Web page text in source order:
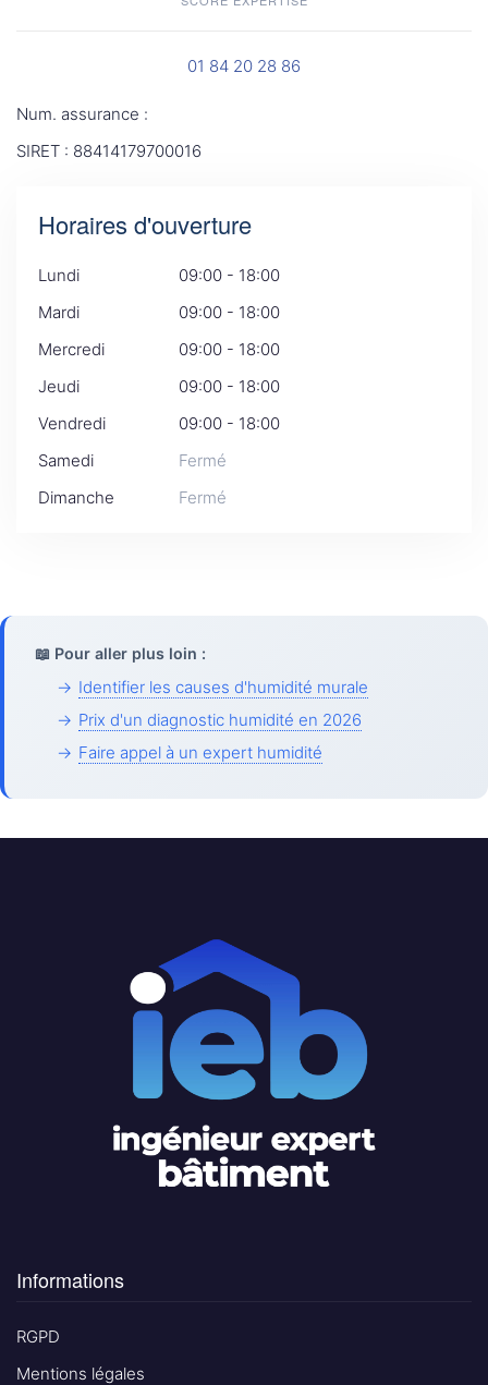
01 84 20 28 86
Num. assurance :
SIRET : 88414179700016
Horaires d'ouverture
Lundi
09:00 - 18:00
Mardi
09:00 - 18:00
Mercredi
09:00 - 18:00
Jeudi
09:00 - 18:00
Vendredi
09:00 - 18:00
Samedi
Fermé
Dimanche
Fermé
📖 Pour aller plus loin :
→ Identifier les causes d'humidité murale
→ Prix d'un diagnostic humidité en 2026
→ Faire appel à un expert humidité
Informations
RGPD
Mentions légales